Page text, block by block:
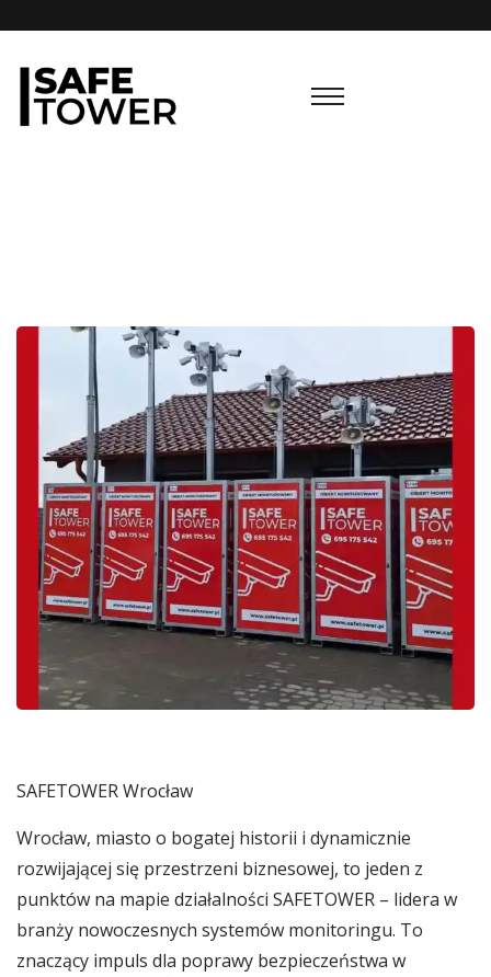
SAFETOWER Wrocław
Wrocław, miasto o bogatej historii i dynamicznie
rozwijającej się przestrzeni biznesowej, to jeden z
punktów na mapie działalności SAFETOWER – lidera w
branży nowoczesnych systemów monitoringu. To
znaczący impuls dla poprawy bezpieczeństwa w